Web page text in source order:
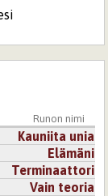
Runon nimi
Kauniita unia
Elämäni
Terminaattori
Vain teoria